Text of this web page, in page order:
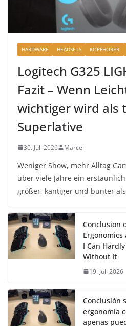
HARDWARE HEADSETS KOPFHÖRER
Logitech G325
Fazit – Wenn
wichtiger wird als
Superlative
30. Juli 2026 Marcel
Weniger Show, mehr Alltag
über viele Jahre ein
größer, kantiger und bunter
Conclusion
I Can
Without It
19. Juli 2026
Conclusión
ergonomía
apenas